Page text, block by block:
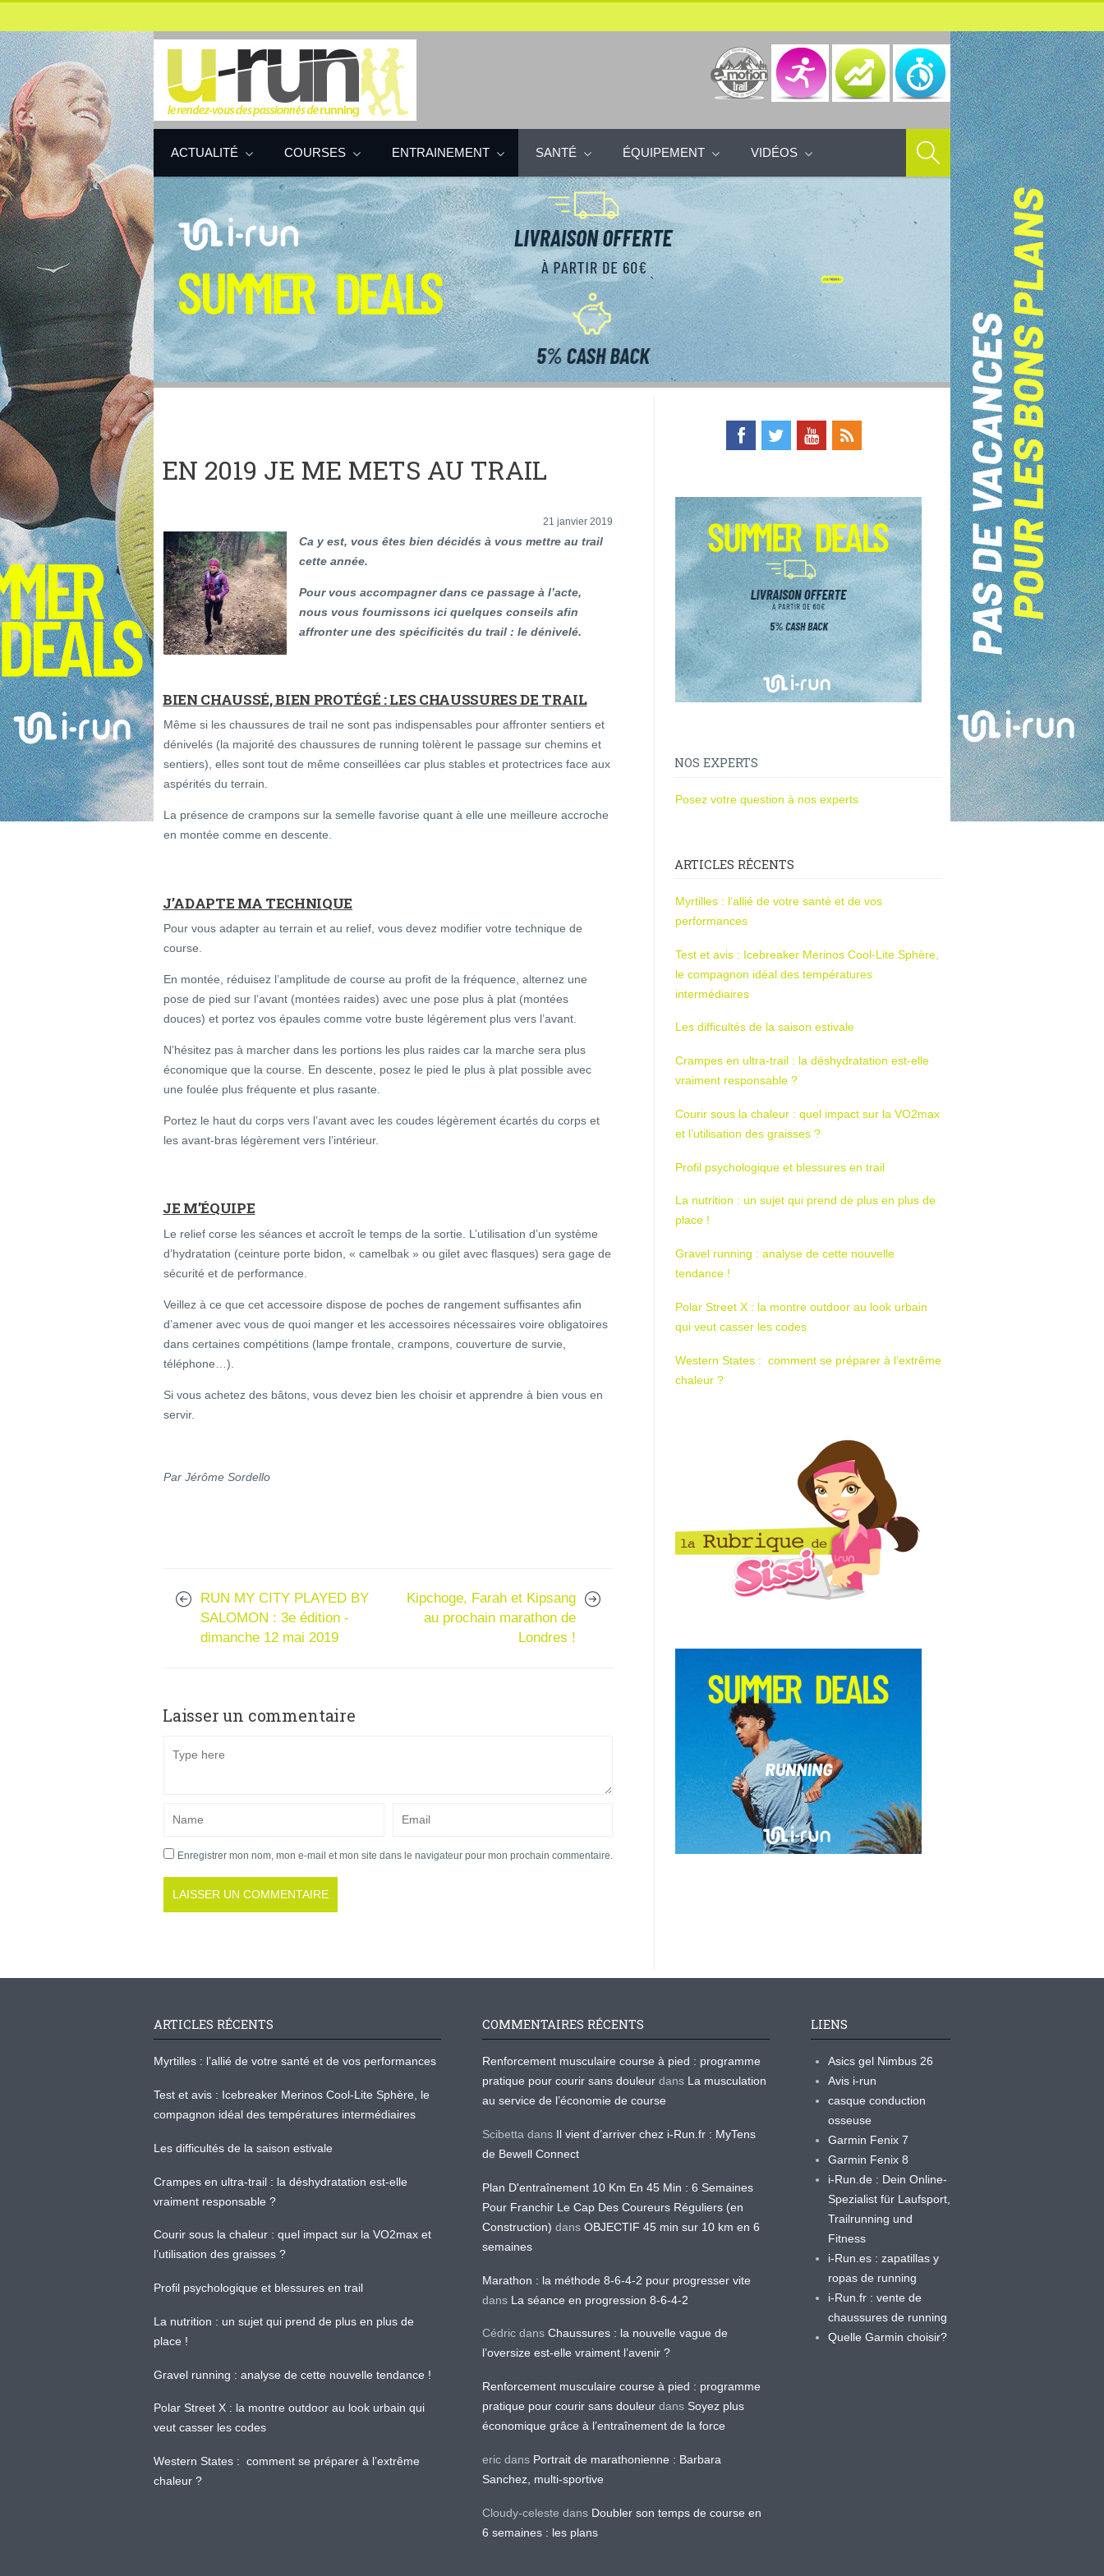
ACTUALITÉ COURSES ENTRAINEMENT SANTÉ ÉQUIPEMENT VIDÉOS
EN 2019 JE ME METS AU TRAIL
21 janvier 2019
Ca y est, vous êtes bien décidés à vous mettre au trail
cette année.
Pour vous accompagner dans ce passage à l’acte,
nous vous fournissons ici quelques conseils afin
affronter une des spécificités du trail : le dénivelé.
BIEN CHAUSSÉ, BIEN PROTÉGÉ : LES CHAUSSURES DE TRAIL
Même si les chaussures de trail ne sont pas indispensables pour affronter sentiers et
dénivelés (la majorité des chaussures de running tolèrent le passage sur chemins et
sentiers), elles sont tout de même conseillées car plus stables et protectrices face aux
aspérités du terrain.
La présence de crampons sur la semelle favorise quant à elle une meilleure accroche
en montée comme en descente.
J’ADAPTE MA TECHNIQUE
Pour vous adapter au terrain et au relief, vous devez modifier votre technique de
course.
En montée, réduisez l’amplitude de course au profit de la fréquence, alternez une
pose de pied sur l’avant (montées raides) avec une pose plus à plat (montées
douces) et portez vos épaules comme votre buste légèrement plus vers l’avant.
N’hésitez pas à marcher dans les portions les plus raides car la marche sera plus
économique que la course. En descente, posez le pied le plus à plat possible avec
une foulée plus fréquente et plus rasante.
Portez le haut du corps vers l’avant avec les coudes légèrement écartés du corps et
les avant-bras légèrement vers l’intérieur.
JE M’ÉQUIPE
Le relief corse les séances et accroît le temps de la sortie. L’utilisation d’un système
d’hydratation (ceinture porte bidon, « camelbak » ou gilet avec flasques) sera gage de
sécurité et de performance.
Veillez à ce que cet accessoire dispose de poches de rangement suffisantes afin
d’amener avec vous de quoi manger et les accessoires nécessaires voire obligatoires
dans certaines compétitions (lampe frontale, crampons, couverture de survie,
téléphone…).
Si vous achetez des bâtons, vous devez bien les choisir et apprendre à bien vous en
servir.
Par Jérôme Sordello
RUN MY CITY PLAYED BY
SALOMON : 3e édition -
dimanche 12 mai 2019
Kipchoge, Farah et Kipsang
au prochain marathon de
Londres !
Laisser un commentaire
Enregistrer mon nom, mon e-mail et mon site dans le navigateur pour mon prochain commentaire.
NOS EXPERTS
Posez votre question à nos experts
ARTICLES RÉCENTS
Myrtilles : l’allié de votre santé et de vos
performances
Test et avis : Icebreaker Merinos Cool-Lite Sphère,
le compagnon idéal des températures
intermédiaires
Les difficultés de la saison estivale
Crampes en ultra-trail : la déshydratation est-elle
vraiment responsable ?
Courir sous la chaleur : quel impact sur la VO2max
et l’utilisation des graisses ?
Profil psychologique et blessures en trail
La nutrition : un sujet qui prend de plus en plus de
place !
Gravel running : analyse de cette nouvelle
tendance !
Polar Street X : la montre outdoor au look urbain
qui veut casser les codes
Western States : comment se préparer à l’extrême
chaleur ?
ARTICLES RÉCENTS
Myrtilles : l’allié de votre santé et de vos performances
Test et avis : Icebreaker Merinos Cool-Lite Sphère, le
compagnon idéal des températures intermédiaires
Les difficultés de la saison estivale
Crampes en ultra-trail : la déshydratation est-elle
vraiment responsable ?
Courir sous la chaleur : quel impact sur la VO2max et
l’utilisation des graisses ?
Profil psychologique et blessures en trail
La nutrition : un sujet qui prend de plus en plus de
place !
Gravel running : analyse de cette nouvelle tendance !
Polar Street X : la montre outdoor au look urbain qui
veut casser les codes
Western States : comment se préparer à l’extrême
chaleur ?
COMMENTAIRES RÉCENTS
Renforcement musculaire course à pied : programme
pratique pour courir sans douleur dans La musculation
au service de l’économie de course
Scibetta dans Il vient d’arriver chez i-Run.fr : MyTens
de Bewell Connect
Plan D'entraînement 10 Km En 45 Min : 6 Semaines
Pour Franchir Le Cap Des Coureurs Réguliers (en
Construction) dans OBJECTIF 45 min sur 10 km en 6
semaines
Marathon : la méthode 8-6-4-2 pour progresser vite
dans La séance en progression 8-6-4-2
Cédric dans Chaussures : la nouvelle vague de
l’oversize est-elle vraiment l’avenir ?
Renforcement musculaire course à pied : programme
pratique pour courir sans douleur dans Soyez plus
économique grâce à l’entraînement de la force
eric dans Portrait de marathonienne : Barbara
Sanchez, multi-sportive
Cloudy-celeste dans Doubler son temps de course en
6 semaines : les plans
LIENS
Asics gel Nimbus 26
Avis i-run
casque conduction
osseuse
Garmin Fenix 7
Garmin Fenix 8
i-Run.de : Dein Online-
Spezialist für Laufsport,
Trailrunning und
Fitness
i-Run.es : zapatillas y
ropas de running
i-Run.fr : vente de
chaussures de running
Quelle Garmin choisir?